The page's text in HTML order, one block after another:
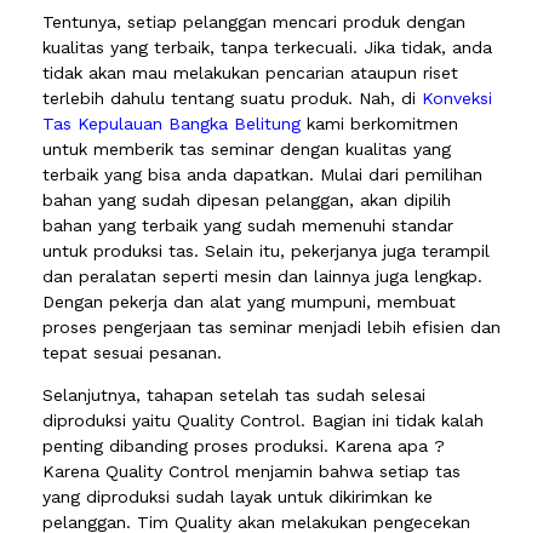
Tentunya, setiap pelanggan mencari produk dengan
kualitas yang terbaik, tanpa terkecuali. Jika tidak, anda
tidak akan mau melakukan pencarian ataupun riset
terlebih dahulu tentang suatu produk. Nah, di Konveksi
Tas Kepulauan Bangka Belitung kami berkomitmen
untuk memberik tas seminar dengan kualitas yang
terbaik yang bisa anda dapatkan. Mulai dari pemilihan
bahan yang sudah dipesan pelanggan, akan dipilih
bahan yang terbaik yang sudah memenuhi standar
untuk produksi tas. Selain itu, pekerjanya juga terampil
dan peralatan seperti mesin dan lainnya juga lengkap.
Dengan pekerja dan alat yang mumpuni, membuat
proses pengerjaan tas seminar menjadi lebih efisien dan
tepat sesuai pesanan.
Selanjutnya, tahapan setelah tas sudah selesai
diproduksi yaitu Quality Control. Bagian ini tidak kalah
penting dibanding proses produksi. Karena apa ?
Karena Quality Control menjamin bahwa setiap tas
yang diproduksi sudah layak untuk dikirimkan ke
pelanggan. Tim Quality akan melakukan pengecekan